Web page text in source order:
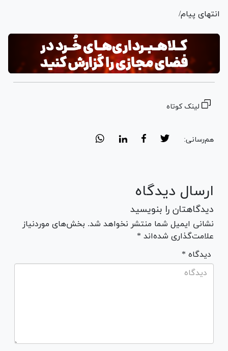
انتهای پیام/
لینک کوتاه
هم‌رسانی:
ارسال دیدگاه
دیدگاهتان را بنویسید
نشانی ایمیل شما منتشر نخواهد شد. بخش‌های موردنیاز
علامت‌گذاری شده‌اند *
* دیدگاه